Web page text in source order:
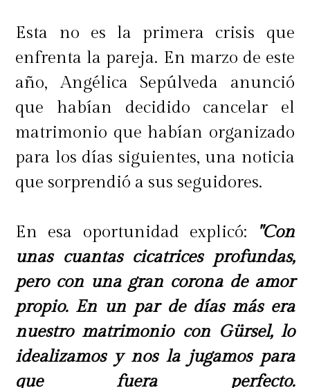
Esta no es la primera crisis que
enfrenta la pareja. En marzo de este
año, Angélica Sepúlveda anunció
que habían decidido cancelar el
matrimonio que habían organizado
para los días siguientes, una noticia
que sorprendió a sus seguidores.
En esa oportunidad explicó:
"Con
unas cuantas cicatrices profundas,
pero con una gran corona de amor
propio. En un par de días más era
nuestro matrimonio con Gürsel, lo
idealizamos y nos la jugamos para
que fuera perfecto.